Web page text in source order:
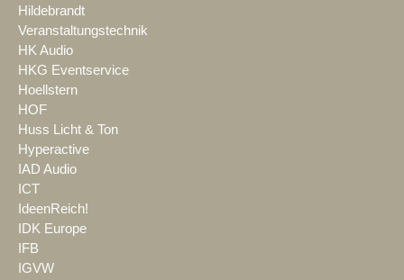
Hildebrandt
Veranstaltungstechnik
HK Audio
HKG Eventservice
Hoellstern
HOF
Huss Licht & Ton
Hyperactive
IAD Audio
ICT
IdeenReich!
IDK Europe
IFB
IGVW